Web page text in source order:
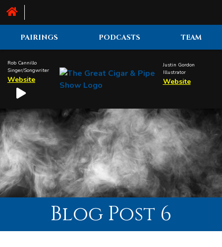
Rob Cannillo
Singer/Songwriter
Website
Justin Gordon
Illustrator
Website
PAIRINGS PODCASTS TEAM
Blog Post 6